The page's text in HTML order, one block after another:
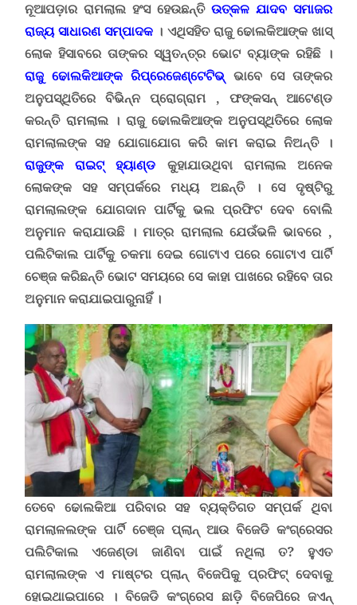
ନୂଆପଡ଼ାର ରାମଲାଲ ହଂସ ହେଉଛନ୍ତି ଉତ୍କଳ ଯାଦବ ସମାଜର
ରାଜ୍ୟ ସାଧାରଣ ସମ୍ପାଦକ । ଏଥିସହିତ ରାଜୁ ଢୋଲକିଆଙ୍କ ଖାସ୍
ଲୋକ ହିସାବରେ ତାଙ୍କର ସ୍ୱତନ୍ତ୍ର ଭୋଟ ବ୍ୟାଙ୍କ ରହିଛି ।
ରାଜୁ ଢୋଲକିଆଙ୍କ ରିପ୍ରେଜେଣ୍ଟେଟିଭ୍ ଭାବେ ସେ ତାଙ୍କର
ଅନୁପସ୍ଥିତିରେ ବିଭିନ୍ନ ପ୍ରୋଗ୍ରାମ , ଫଙ୍କସନ୍ ଆଟେଣ୍ଡ
କରନ୍ତି ରାମଲାଲ । ରାଜୁ ଢୋଲକିଆଙ୍କ ଅନୁପସ୍ଥିତିରେ ଲୋକ
ରାମଲାଲଙ୍କ ସହ ଯୋଗାଯୋଗ କରି କାମ କରାଇ ନିଅନ୍ତି ।
ରାଜୁଙ୍କ ରାଇଟ୍ ହ୍ୟାଣ୍ଡ କୁହାଯାଉଥିବା ରାମଲାଲ ଅନେକ
ଲୋକଙ୍କ ସହ ସମ୍ପର୍କରେ ମଧ୍ୟ ଅଛନ୍ତି । ସେ ଦୃଷ୍ଟିରୁ
ରାମଲାଲଙ୍କ ଯୋଗଦାନ ପାର୍ଟିକୁ ଭଲ ପ୍ରଫିଟ ଦେବ ବୋଲି
ଅନୁମାନ କରାଯାଉଛି । ମାତ୍ର ରାମଲାଲ ଯେଉଁଭଳି ଭାବରେ ,
ପଲିଟିକାଲ ପାର୍ଟିକୁ ଚକମା ଦେଇ ଗୋଟାଏ ପରେ ଗୋଟାଏ ପାର୍ଟି
ଚେଞ୍ଜ କରିଛନ୍ତି ଭୋଟ ସମୟରେ ସେ କାହା ପାଖରେ ରହିବେ ତାର
ଅନୁମାନ କରାଯାଇପାରୁନାହିଁ ।
ତେବେ ଢୋଲକିଆ ପରିବାର ସହ ବ୍ୟକ୍ତିଗତ ସମ୍ପର୍କ ଥିବା
ରାମଲାଳଲଙ୍କ ପାର୍ଟି ଚେଞ୍ଜ ପ୍ଲାନ୍ ଆଉ ବିଜେଡି କଂଗ୍ରେସର
ପଲିଟିକାଲ ଏଜେଣ୍ଡା ଜାଣିବା ପାଇଁ ନଥିଲା ତ? ହୁଏତ
ରାମଲାଲଙ୍କ ଏ ମାଷ୍ଟର ପ୍ଲାନ୍ ବିଜେପିକୁ ପ୍ରଫିଟ୍ ଦେବାକୁ
ହୋଇଥାଇପାରେ ।ବିଜେଡି କଂଗ୍ରେସ ଛାଡ଼ି ବିଜେପିରେ ଜଏନ୍